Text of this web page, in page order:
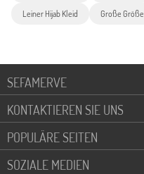
Leiner Hijab Kleid Große Größe
SEFAMERVE
KONTAKTIEREN SIE UNS
POPULÄRE SEITEN
SOZIALE MEDIEN